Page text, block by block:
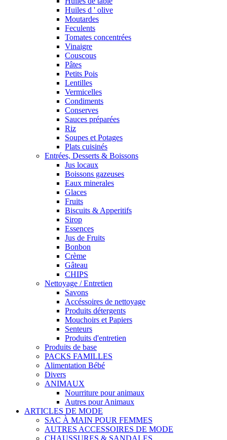
Huiles d ' olive
Moutardes
Feculents
Tomates concentrées
Vinaigre
Couscous
Pâtes
Petits Pois
Lentilles
Vermicelles
Condiments
Conserves
Sauces préparées
Riz
Soupes et Potages
Plats cuisinés
Entrées, Desserts & Boissons
Jus locaux
Boissons gazeuses
Eaux minerales
Glaces
Fruits
Biscuits & Apperitifs
Sirop
Essences
Jus de Fruits
Bonbon
Crème
Gâteau
CHIPS
Nettoyage / Entretien
Savons
Accéssoires de nettoyage
Produits détergents
Mouchoirs et Papiers
Senteurs
Produits d'entretien
Produits de base
PACKS FAMILLES
Alimentation Bébé
Divers
ANIMAUX
Nourriture pour animaux
Autres pour Animaux
ARTICLES DE MODE
SAC À MAIN POUR FEMMES
AUTRES ACCESSOIRES DE MODE
CHAUSSURES & SANDALES